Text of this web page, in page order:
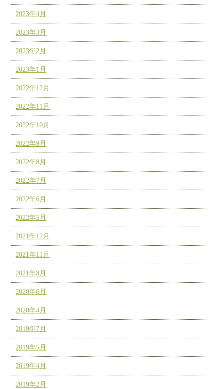
2023年4月
2023年3月
2023年2月
2023年1月
2022年12月
2022年11月
2022年10月
2022年9月
2022年8月
2022年7月
2022年6月
2022年5月
2021年12月
2021年11月
2021年8月
2020年6月
2020年4月
2019年7月
2019年5月
2019年4月
2019年2月